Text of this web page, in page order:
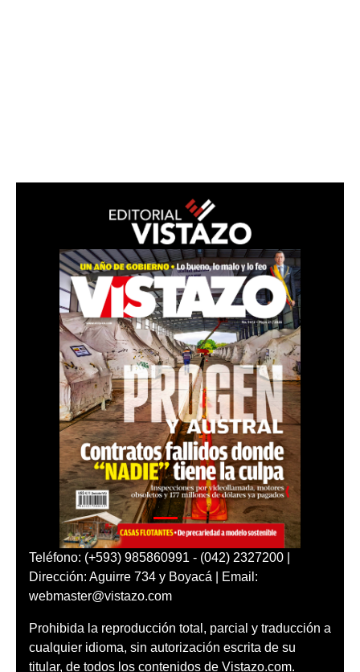
Teléfono: (+593) 985860991 - (042) 2327200 |
Dirección: Aguirre 734 y Boyacá | Email:
webmaster@vistazo.com
Prohibida la reproducción total, parcial y traducción a
cualquier idioma, sin autorización escrita de su
titular, de todos los contenidos de Vistazo.com.